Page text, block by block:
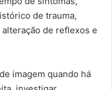
de trauma,
de reflexos e
imagem quando há